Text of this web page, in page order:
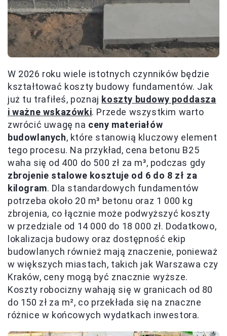
W 2026 roku wiele istotnych czynników będzie
kształtować koszty budowy fundamentów. Jak
już tu trafiłeś, poznaj koszty budowy poddasza
i ważne wskazówki. Przede wszystkim warto
zwrócić uwagę na ceny materiałów
budowlanych, które stanowią kluczowy element
tego procesu. Na przykład, cena betonu B25
waha się od 400 do 500 zł za m³, podczas gdy
zbrojenie stalowe kosztuje od 6 do 8 zł za
kilogram. Dla standardowych fundamentów
potrzeba około 20 m³ betonu oraz 1 000 kg
zbrojenia, co łącznie może podwyższyć koszty
w przedziale od 14 000 do 18 000 zł. Dodatkowo,
lokalizacja budowy oraz dostępność ekip
budowlanych również mają znaczenie, ponieważ
w większych miastach, takich jak Warszawa czy
Kraków, ceny mogą być znacznie wyższe.
Koszty robocizny wahają się w granicach od 80
do 150 zł za m², co przekłada się na znaczne
różnice w końcowych wydatkach inwestora.